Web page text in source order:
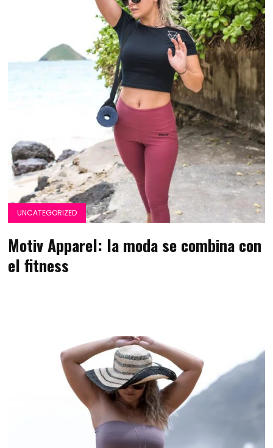
UNCATEGORIZED
Motiv Apparel: la moda se combina con
el fitness